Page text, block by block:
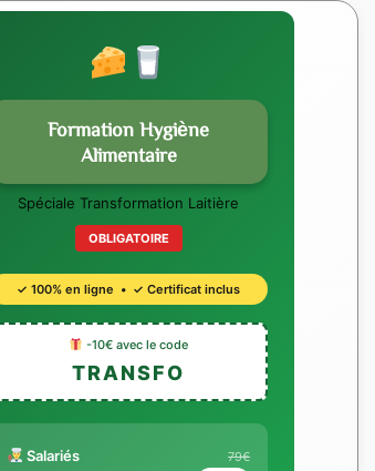
Formation Hygiène
Alimentaire
Spéciale Transformation Laitière
OBLIGATOIRE
✓ 100% en ligne • ✓ Certificat inclus
-10€ avec le code
TRANSFO
Salariés 79€